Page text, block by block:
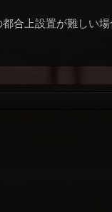
合上設置が難しい場